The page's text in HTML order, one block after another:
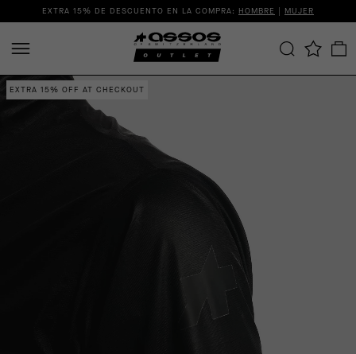
EXTRA 15% DE DESCUENTO EN LA COMPRA: HOMBRE | MUJER
EXTRA 15% OFF AT CHECKOUT